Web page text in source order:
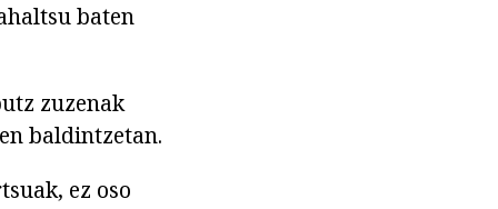
baten
zuzenak
baldintzetan.
ez oso